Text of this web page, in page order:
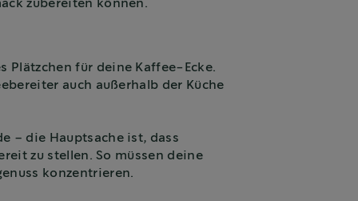
zubereiten können.
Plätzchen für deine Kaffee-Ecke.
auch außerhalb der Küche
– die Hauptsache ist, dass
zu stellen. So müssen deine
konzentrieren.